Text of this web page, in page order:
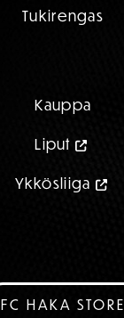
Tukirengas
Kauppa
Liput
Ykkösliiga
FC HAKA STORE